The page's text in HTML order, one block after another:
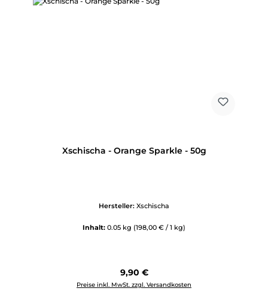
Xschischa - Orange Sparkle - 50g
Hersteller: Xschischa
Inhalt: 0.05 kg (198,00 € / 1 kg)
Regulärer Preis:
9,90 €
Preise inkl. MwSt. zzgl. Versandkosten